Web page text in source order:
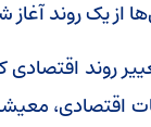
از یک روند
روند
ثبات اقتصادی،